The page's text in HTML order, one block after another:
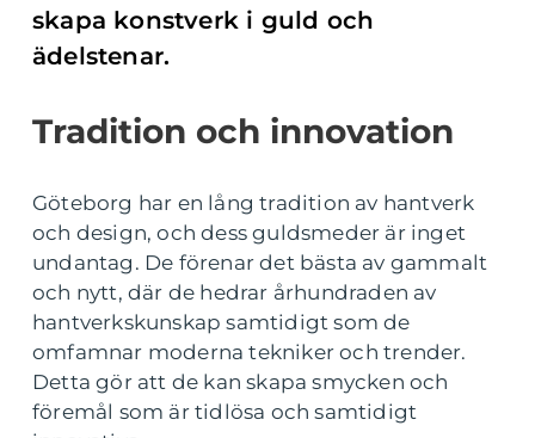
skapa konstverk i guld och
ädelstenar.
Tradition och innovation
Göteborg har en lång tradition av hantverk
och design, och dess guldsmeder är inget
undantag. De förenar det bästa av gammalt
och nytt, där de hedrar århundraden av
hantverkskunskap samtidigt som de
omfamnar moderna tekniker och trender.
Detta gör att de kan skapa smycken och
föremål som är tidlösa och samtidigt